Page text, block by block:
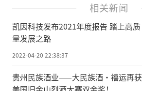
相关新闻
凯因科技发布2021年度报告 踏上高质
量发展之路
2022-04-20 22:38:37
贵州民族酒业——大民族酒·禧运再获